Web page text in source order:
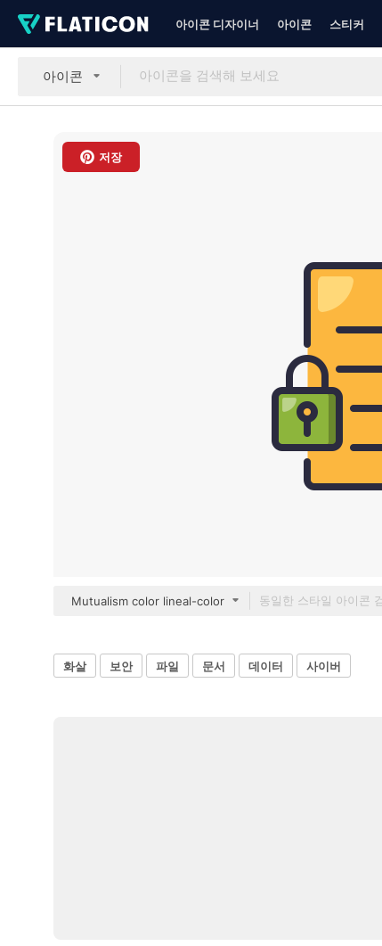
아이콘 디자이너 아이콘 스티커
아이콘
저장
Mutualism color lineal-color
화살 보안 파일 문서 데이터 사이버